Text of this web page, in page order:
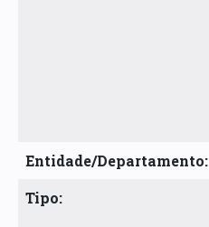
Entidade/Departamento:
Tipo: